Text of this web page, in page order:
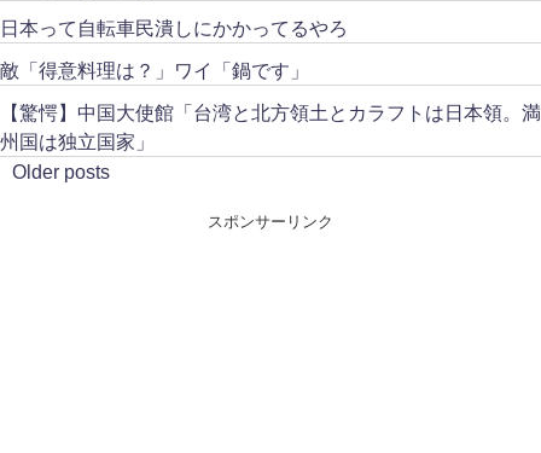
日本って自転車民潰しにかかってるやろ
敵「得意料理は？」ワイ「鍋です」
【驚愕】中国大使館「台湾と北方領土とカラフトは日本領。満
州国は独立国家」
Older posts
スポンサーリンク